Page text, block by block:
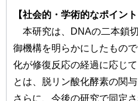
【社会的・学術的なポイント
本研究は、DNAの二本鎖
御機構を明らかにしたもの
化が修復反応の経過に応じ
とは、脱リン酸化酵素の関
さらに、今後の研究で同定